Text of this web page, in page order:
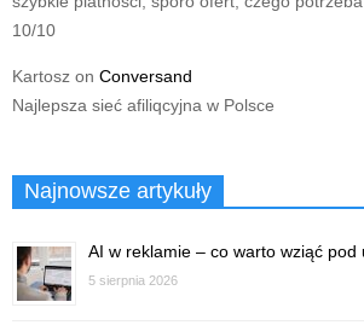
10/10
Kartosz on Conversand
Najlepsza sieć afiliqcyjna w Polsce
Najnowsze artykuły
AI w reklamie – co warto wziąć pod
5 sierpnia 2026